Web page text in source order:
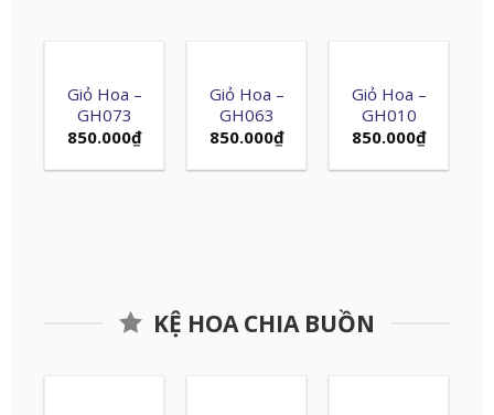
Giỏ Hoa –
GH073
850.000₫
Giỏ Hoa –
GH063
850.000₫
Giỏ Hoa –
GH010
850.000₫
KỆ HOA CHIA BUỒN